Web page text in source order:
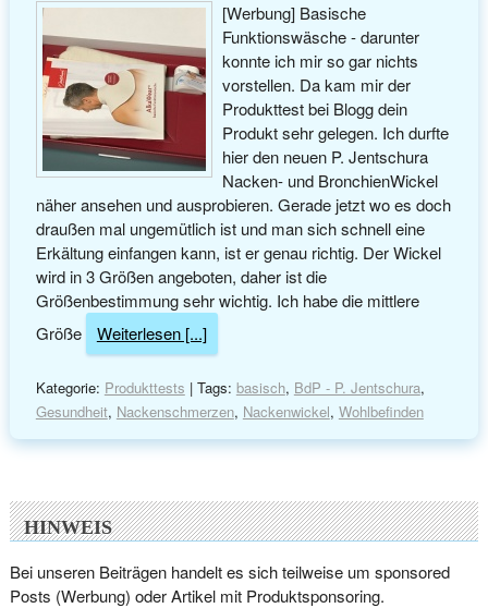
[Werbung] Basische
Funktionswäsche - darunter
konnte ich mir so gar nichts
vorstellen. Da kam mir der
Produkttest bei Blogg dein
Produkt sehr gelegen. Ich durfte
hier den neuen P. Jentschura
Nacken- und BronchienWickel
näher ansehen und ausprobieren. Gerade jetzt wo es doch
draußen mal ungemütlich ist und man sich schnell eine
Erkältung einfangen kann, ist er genau richtig. Der Wickel
wird in 3 Größen angeboten, daher ist die
Größenbestimmung sehr wichtig. Ich habe die mittlere
Größe
Weiterlesen [...]
Kategorie: Produkttests | Tags: basisch, BdP - P. Jentschura,
Gesundheit, Nackenschmerzen, Nackenwickel, Wohlbefinden
HINWEIS
Bei unseren Beiträgen handelt es sich teilweise um sponsored
Posts (Werbung) oder Artikel mit Produktsponsoring.